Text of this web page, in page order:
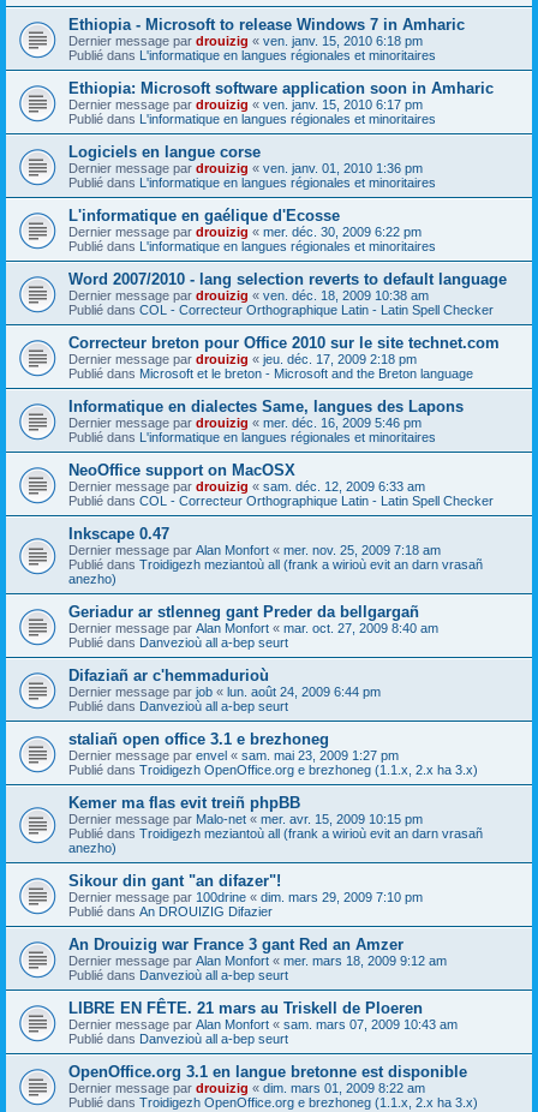
Ethiopia - Microsoft to release Windows 7 in Amharic
Dernier message par drouizig « ven. janv. 15, 2010 6:18 pm
Publié dans L'informatique en langues régionales et minoritaires
Ethiopia: Microsoft software application soon in Amharic
Dernier message par drouizig « ven. janv. 15, 2010 6:17 pm
Publié dans L'informatique en langues régionales et minoritaires
Logiciels en langue corse
Dernier message par drouizig « ven. janv. 01, 2010 1:36 pm
Publié dans L'informatique en langues régionales et minoritaires
L'informatique en gaélique d'Ecosse
Dernier message par drouizig « mer. déc. 30, 2009 6:22 pm
Publié dans L'informatique en langues régionales et minoritaires
Word 2007/2010 - lang selection reverts to default language
Dernier message par drouizig « ven. déc. 18, 2009 10:38 am
Publié dans COL - Correcteur Orthographique Latin - Latin Spell Checker
Correcteur breton pour Office 2010 sur le site technet.com
Dernier message par drouizig « jeu. déc. 17, 2009 2:18 pm
Publié dans Microsoft et le breton - Microsoft and the Breton language
Informatique en dialectes Same, langues des Lapons
Dernier message par drouizig « mer. déc. 16, 2009 5:46 pm
Publié dans L'informatique en langues régionales et minoritaires
NeoOffice support on MacOSX
Dernier message par drouizig « sam. déc. 12, 2009 6:33 am
Publié dans COL - Correcteur Orthographique Latin - Latin Spell Checker
Inkscape 0.47
Dernier message par Alan Monfort « mer. nov. 25, 2009 7:18 am
Publié dans Troidigezh meziantoù all (frank a wirioù evit an darn vrasañ
anezho)
Geriadur ar stlenneg gant Preder da bellgargañ
Dernier message par Alan Monfort « mar. oct. 27, 2009 8:40 am
Publié dans Danvezioù all a-bep seurt
Difaziañ ar c'hemmadurioù
Dernier message par job « lun. août 24, 2009 6:44 pm
Publié dans Danvezioù all a-bep seurt
staliañ open office 3.1 e brezhoneg
Dernier message par envel « sam. mai 23, 2009 1:27 pm
Publié dans Troidigezh OpenOffice.org e brezhoneg (1.1.x, 2.x ha 3.x)
Kemer ma flas evit treiñ phpBB
Dernier message par Malo-net « mer. avr. 15, 2009 10:15 pm
Publié dans Troidigezh meziantoù all (frank a wirioù evit an darn vrasañ
anezho)
Sikour din gant "an difazer"!
Dernier message par 100drine « dim. mars 29, 2009 7:10 pm
Publié dans An DROUIZIG Difazier
An Drouizig war France 3 gant Red an Amzer
Dernier message par Alan Monfort « mer. mars 18, 2009 9:12 am
Publié dans Danvezioù all a-bep seurt
LIBRE EN FÊTE. 21 mars au Triskell de Ploeren
Dernier message par Alan Monfort « sam. mars 07, 2009 10:43 am
Publié dans Danvezioù all a-bep seurt
OpenOffice.org 3.1 en langue bretonne est disponible
Dernier message par drouizig « dim. mars 01, 2009 8:22 am
Publié dans Troidigezh OpenOffice.org e brezhoneg (1.1.x, 2.x ha 3.x)